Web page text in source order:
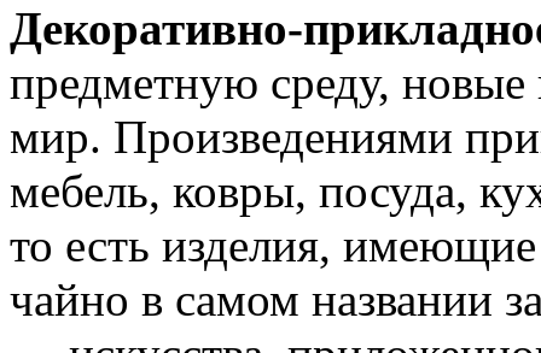
Декоративно-
предметную среду,
мир. Произведениями
мебель, ковры, посуда,
то есть изделия,
чайно в самом названии